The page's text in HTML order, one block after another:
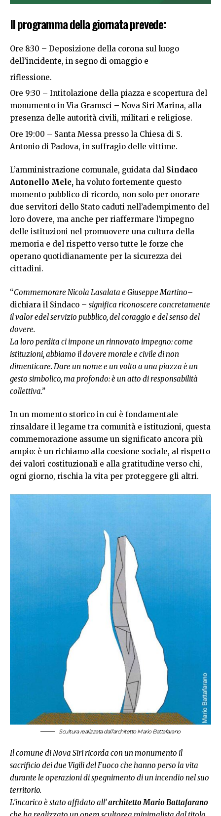
Il programma della giornata prevede:
Ore 8:30 – Deposizione della corona sul luogo
dell’incidente, in segno di omaggio e
riflessione.
Ore 9:30 – Intitolazione della piazza e scopertura del
monumento in Via Gramsci – Nova Siri Marina, alla
presenza delle autorità civili, militari e religiose.
Ore 19:00 – Santa Messa presso la Chiesa di S.
Antonio di Padova, in suffragio delle vittime.
L’amministrazione comunale, guidata dal Sindaco
Antonello Mele, ha voluto fortemente questo
momento pubblico di ricordo, non solo per onorare
due servitori dello Stato caduti nell’adempimento del
loro dovere, ma anche per riaffermare l’impegno
delle istituzioni nel promuovere una cultura della
memoria e del rispetto verso tutte le forze che
operano quotidianamente per la sicurezza dei
cittadini.
“Commemorare Nicola Lasalata e Giuseppe Martino–
dichiara il Sindaco – significa riconoscere concretamente
il valor edel servizio pubblico, del coraggio e del senso del
dovere.
La loro perdita ci impone un rinnovato impegno: come
istituzioni, abbiamo il dovere morale e civile di non
dimenticare. Dare un nome e un volto a una piazza è un
gesto simbolico, ma profondo: è un atto di responsabilità
collettiva.”
In un momento storico in cui è fondamentale
rinsaldare il legame tra comunità e istituzioni, questa
commemorazione assume un significato ancora più
ampio: è un richiamo alla coesione sociale, al rispetto
dei valori costituzionali e alla gratitudine verso chi,
ogni giorno, rischia la vita per proteggere gli altri.
Scultura realizzata dall’architetto Mario Battafarano
Il comune di Nova Siri ricorda con un monumento il
sacrificio dei due Vigili del Fuoco che hanno perso la vita
durante le operazioni di spegnimento di un incendio nel suo
territorio.
L’incarico è stato affidato all’architetto Mario Battafarano